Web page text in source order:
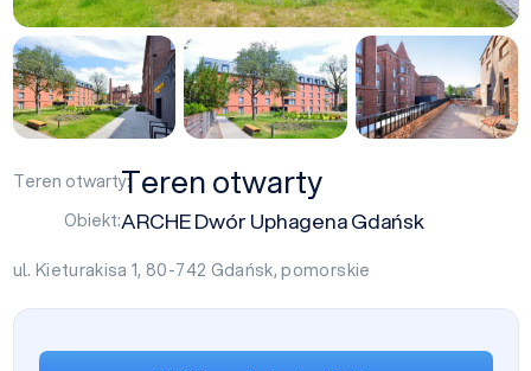
Teren otwarty:Teren otwarty
Obiekt:ARCHE Dwór Uphagena Gdańsk
ul. Kieturakisa 1, 80-742 Gdańsk,pomorskie